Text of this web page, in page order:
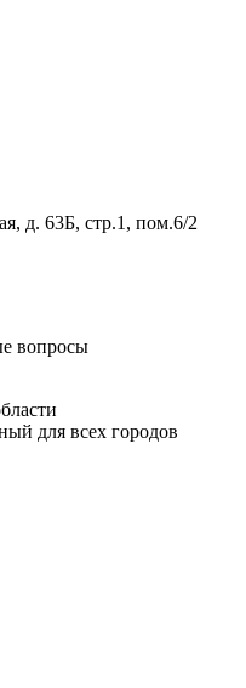
д. 63Б, стр.1, пом.6/2
вопросы
для всех городов